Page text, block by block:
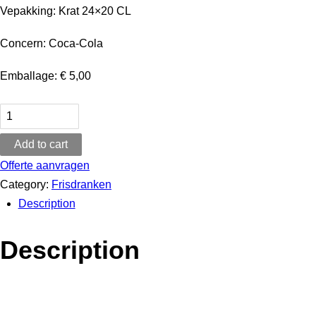
Vepakking: Krat 24×20 CL
Concern: Coca-Cola
Emballage: € 5,00
Fanta
Orange
24x20
CL
quantity
Add to cart
Offerte aanvragen
Category: Frisdranken
Description
Description